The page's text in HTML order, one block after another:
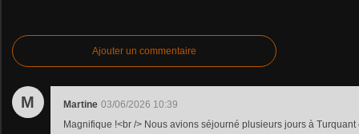
Ajouter un commentaire
M Martine 03/06/2026 10:39
Magnifique !<br /> Nous avions séjourné plusieurs jours à Turquant